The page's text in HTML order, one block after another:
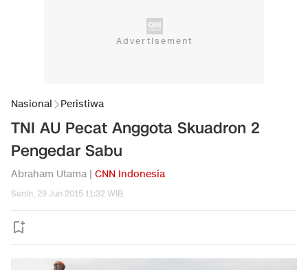
Nasional Peristiwa
TNI AU Pecat Anggota Skuadron 2
Pengedar Sabu
Abraham Utama | CNN Indonesia
Senin, 29 Jun 2015 11:32 WIB